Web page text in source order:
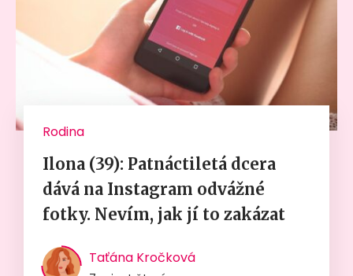
Rodina
Ilona (39): Patnáctiletá dcera
dává na Instagram odvážné
fotky. Nevím, jak jí to zakázat
Taťána Kročková